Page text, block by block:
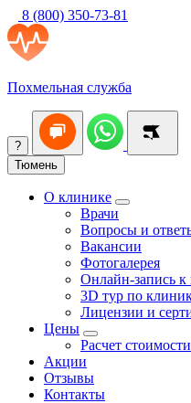
8 (800) 350-73-81
Похмельная служба
?
Тюмень
О клинике
Врачи
Вопросы и
Вакансии
Фотогалерея
Онлайн-запись
3D тур по
Лицензии и
Цены
Расчет
Акции
Отзывы
Контакты